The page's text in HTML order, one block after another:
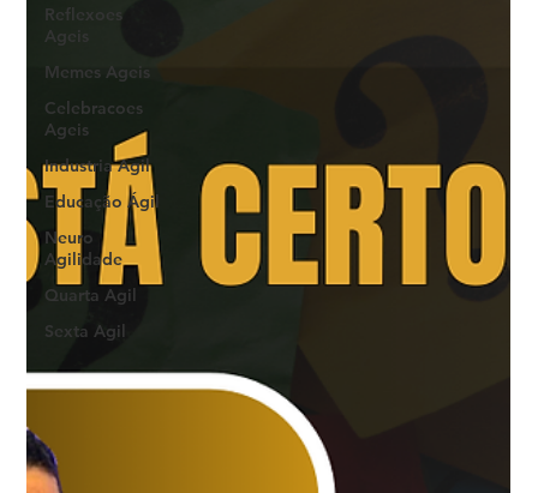
Reflexoes
Ageis
Memes Ageis
Celebracoes
Ageis
Industria Agil
Educação Ágil
Neuro
Agilidade
Quarta Agil
Sexta Agil